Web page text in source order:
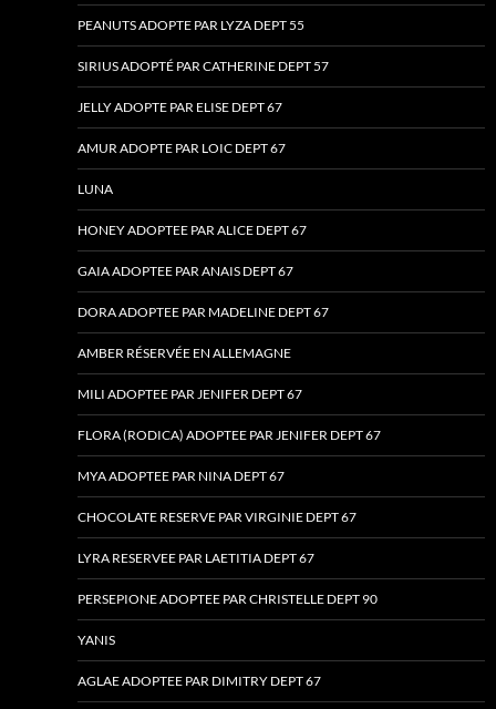
PEANUTS ADOPTE PAR LYZA DEPT 55
SIRIUS ADOPTÉ PAR CATHERINE DEPT 57
JELLY ADOPTE PAR ELISE DEPT 67
AMUR ADOPTE PAR LOIC DEPT 67
LUNA
HONEY ADOPTEE PAR ALICE DEPT 67
GAIA ADOPTEE PAR ANAIS DEPT 67
DORA ADOPTEE PAR MADELINE DEPT 67
AMBER RÉSERVÉE EN ALLEMAGNE
MILI ADOPTEE PAR JENIFER DEPT 67
FLORA (RODICA) ADOPTEE PAR JENIFER DEPT 67
MYA ADOPTEE PAR NINA DEPT 67
CHOCOLATE RESERVE PAR VIRGINIE DEPT 67
LYRA RESERVEE PAR LAETITIA DEPT 67
PERSEPIONE ADOPTEE PAR CHRISTELLE DEPT 90
YANIS
AGLAE ADOPTEE PAR DIMITRY DEPT 67